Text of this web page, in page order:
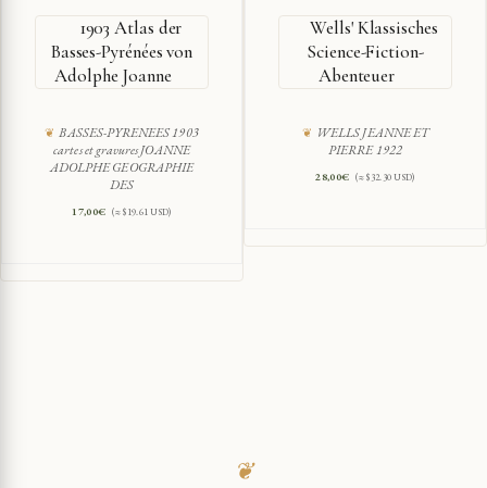
1903 Atlas der
Basses-Pyrénées von
Adolphe Joanne
BASSES-PYRENEES 1903
cartes et gravures JOANNE
ADOLPHE GEOGRAPHIE
DES
17,00€ (≈ $19.61 USD)
Wells' Klassisches
Science-Fiction-
Abenteuer
WELLS JEANNE ET
PIERRE 1922
28,00€ (≈ $32.30 USD)
❦